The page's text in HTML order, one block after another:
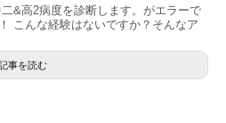
&高2病度を診断します。がエラーで
こんな経験はないですか？そんなア
事を読む